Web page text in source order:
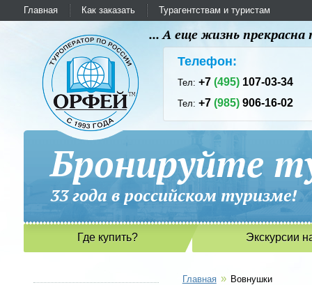
Главная Как заказать Турагентствам и туристам
... А еще жизнь
Телефон:
Тел:+7(495) 107-03-34
Тел:+7(985) 906-16-02
Бронируйте
33 года в российском
Где купить? Экскурсии
Главная » Вовнушки